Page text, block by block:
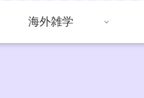
海外雑学